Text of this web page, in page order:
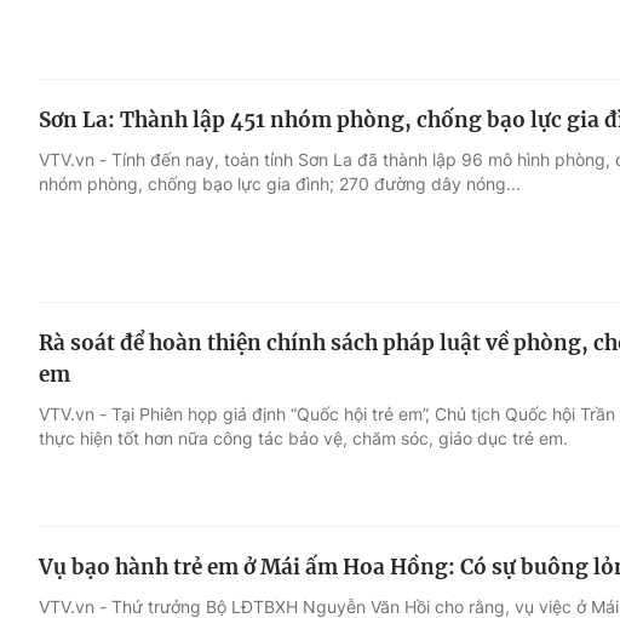
Sơn La: Thành lập 451 nhóm phòng, chống bạo lực gia
VTV.vn - Tính đến nay, toàn tỉnh Sơn La đã thành lập 96 mô hình phòng,
nhóm phòng, chống bạo lực gia đình; 270 đường dây nóng...
Rà soát để hoàn thiện chính sách pháp luật về phòng,
em
VTV.vn - Tại Phiên họp giả định “Quốc hội trẻ em”, Chủ tịch Quốc hội
thực hiện tốt hơn nữa công tác bảo vệ, chăm sóc, giáo dục trẻ em.
Vụ bạo hành trẻ em ở Mái ấm Hoa Hồng: Có sự buông
VTV.vn - Thứ trưởng Bộ LĐTBXH Nguyễn Văn Hồi cho rằng, vụ việc ở